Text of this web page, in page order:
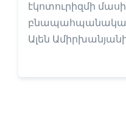
էկոտուրիզմի
բնապահպանական
Ալեն